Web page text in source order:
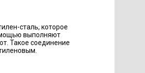
сталь, которое
выполняют
Такое соединение